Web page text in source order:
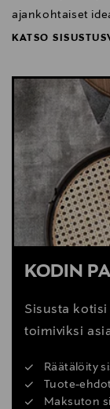
ajankohtaiset
KATSO
KATSO
KODIN
Sisusta
toimiviksi
Räätälöity
Tuote-
Maksuton